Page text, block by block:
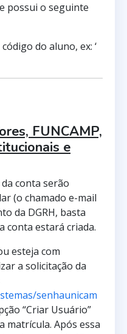
possui o seguinte
do aluno, ex: ‘
FUNCAMP,
e
conta serão
(o chamado e-mail
da DGRH, basta
conta estará criada.
esteja com
a solicitação da
senhaunicam
“Criar Usuário”
matrícula. Após essa